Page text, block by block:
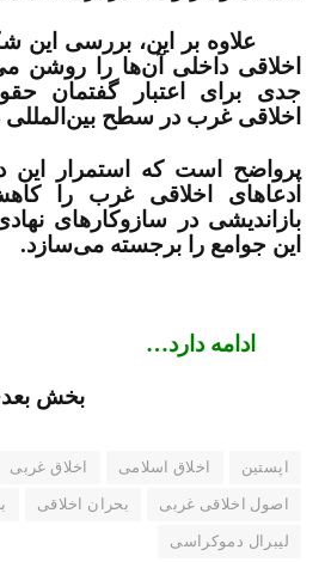
علاوه بر این، بررسی این
اخلاقی داخلی آن‌ها را روشن
جدی برای اعتبار گفتمان
اخلاقی غرب در سطح بین‌المللی
پرواضح است که استمرار این
ادعاهای اخلاقی غرب را
بازاندیشی در سازوکارهای
این جوامع را برجسته می‌سازد.
ادامه دارد…
بخش
اپستین اخلاق اسلامی اخلاق غربی
اصول اخلاقی غربی
بحران اخلاقی
لیبرال دموکراسی